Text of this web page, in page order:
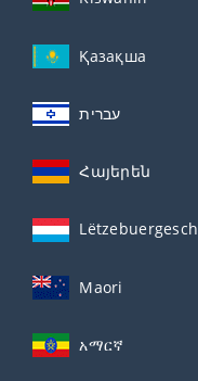
Қазақша
עברית
Հայերեն
Lëtzebuergesch
Maori
አማርኛ